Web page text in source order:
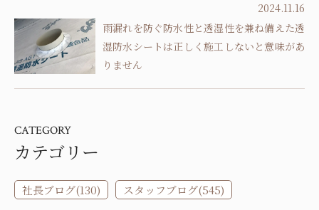
2024.11.16
雨漏れを防ぐ防水性と透湿性を兼ね備えた透
湿防水シートは正しく施工しないと意味があ
りません
CATEGORY
カテゴリー
社長ブログ(130) スタッフブログ(545)